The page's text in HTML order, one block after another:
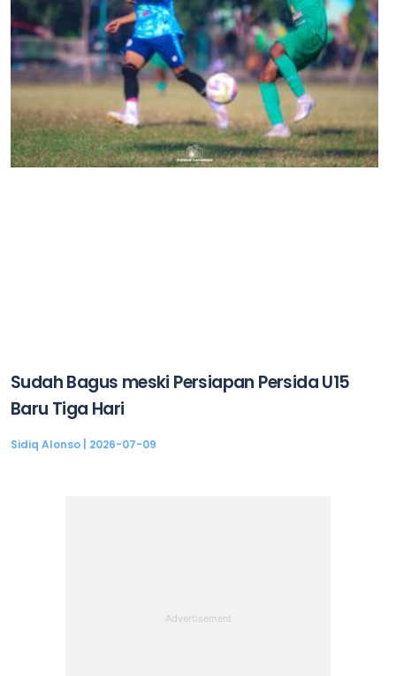
Sudah Bagus meski Persiapan Persida U15
Baru Tiga Hari
Sidiq Alonso 2026-07-09